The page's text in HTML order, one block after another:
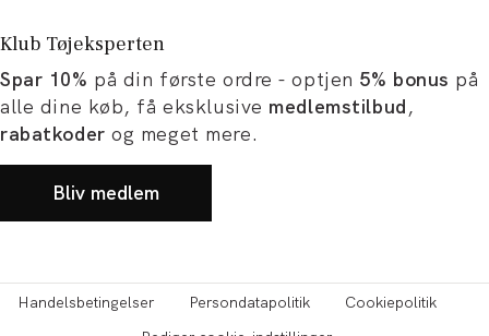
dit købog artikler
og karriere
Klub Tøjeksperten
Spar 10% på din første ordre - optjen 5% bonus på
alle dine køb, få eksklusive medlemstilbud,
rabatkoder og meget mere.
Bliv medlem
Handelsbetingelser Persondatapolitik
Cookiepolitik